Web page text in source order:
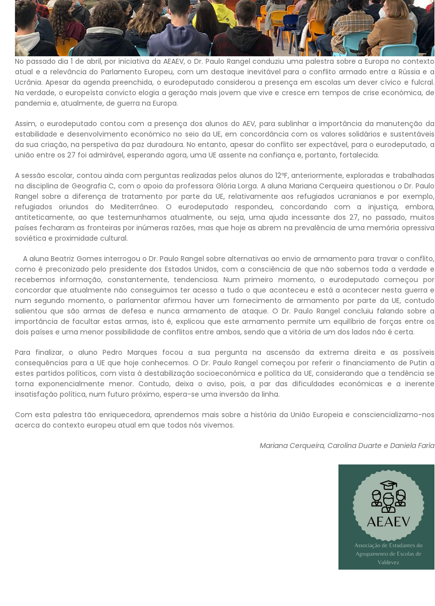
No passado dia 1 de abril, por iniciativa da AEAEV, o Dr. Paulo Rangel conduziu uma palestra sobre a Europa no contexto
atual e a relevância do Parlamento Europeu, com um destaque inevitável para o conflito armado entre a Rússia e a
Ucrânia. Apesar da agenda preenchida, o eurodeputado considerou a presença em escolas um dever cívico e fulcral.
Na verdade, o europeísta convicto elogia a geração mais jovem que vive e cresce em tempos de crise económica, de
pandemia e, atualmente, de guerra na Europa.
Assim, o eurodeputado contou com a presença dos alunos do AEV, para sublinhar a importância da manutenção da
estabilidade e desenvolvimento económico no seio da UE, em concordância com os valores solidários e sustentáveis
da sua criação, na perspetiva da paz duradoura. No entanto, apesar do conflito ser expectável, para o eurodeputado, a
união entre os 27 foi admirável, esperando agora, uma UE assente na confiança e, portanto, fortalecida.
A sessão escolar, contou ainda com perguntas realizadas pelos alunos do 12ºF, anteriormente, exploradas e trabalhadas
na disciplina de Geografia C, com o apoio da professora Glória Lorga. A aluna Mariana Cerqueira questionou o Dr. Paulo
Rangel sobre a diferença de tratamento por parte da UE, relativamente aos refugiados ucranianos e por exemplo,
refugiados oriundos do Mediterrâneo. O eurodeputado respondeu, concordando com a injustiça, embora,
antiteticamente, ao que testemunhamos atualmente, ou seja, uma ajuda incessante dos 27, no passado, muitos
países fecharam as fronteiras por inúmeras razões, mas que hoje as abrem na prevalência de uma memória opressiva
soviética e proximidade cultural.
A aluna Beatriz Gomes interrogou o Dr. Paulo Rangel sobre alternativas ao envio de armamento para travar o conflito,
como é preconizado pelo presidente dos Estados Unidos, com a consciência de que não sabemos toda a verdade e
recebemos informação, constantemente, tendenciosa. Num primeiro momento, o eurodeputado começou por
concordar que atualmente não conseguimos ter acesso a tudo o que aconteceu e está a acontecer nesta guerra e
num segundo momento, o parlamentar afirmou haver um fornecimento de armamento por parte da UE, contudo
salientou que são armas de defesa e nunca armamento de ataque. O Dr. Paulo Rangel concluiu falando sobre a
importância de facultar estas armas, isto é, explicou que este armamento permite um equilíbrio de forças entre os
dois países e uma menor possibilidade de conflitos entre ambos, sendo que a vitória de um dos lados não é certa.
Para finalizar, o aluno Pedro Marques focou a sua pergunta na ascensão da extrema direita e as possíveis
consequências para a UE que hoje conhecemos. O Dr. Paulo Rangel começou por referir o financiamento de Putin a
estes partidos políticos, com vista à destabilização socioeconómica e política da UE, considerando que a tendência se
torna exponencialmente menor. Contudo, deixa o aviso, pois, a par das dificuldades económicas e a inerente
insatisfação política, num futuro próximo, espera-se uma inversão da linha.
Com esta palestra tão enriquecedora, aprendemos mais sobre a história da União Europeia e consciencializamo-nos
acerca do contexto europeu atual em que todos nós vivemos.
Mariana Cerqueira, Carolina Duarte e Daniela Faria